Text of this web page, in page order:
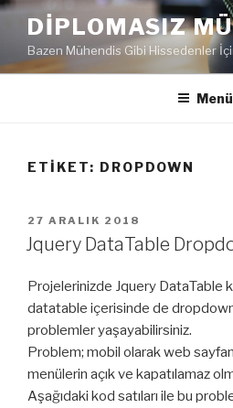
İçeriğe
DIPLOMASIZ
Bazen Mühendis Gibi Hissedenler
Menü
ETIKET: DROPDOWN
YAYIM
TARIHI
27 ARALIK 2018
Jquery DataTable
Projelerinizde Jquery DataTable
datatable içerisinde de dropdown
problemler yaşayabilirsiniz.
Problem; mobil olarak web
menülerin açık ve kapatılamaz
Aşağıdaki kod satıları ile bu